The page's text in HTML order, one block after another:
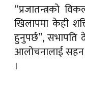
“प्रजातन्त्रको
खिलापमा केही
हुनुपर्छ”, सभापति
आलोचनालाई सहन
।